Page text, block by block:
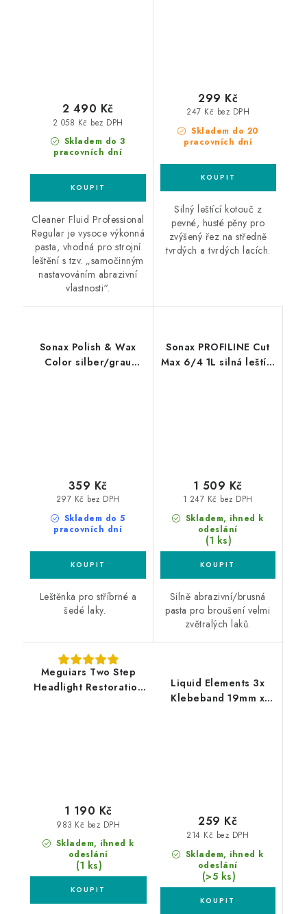
Skladem do 3
pracovních dní
2 058 Kč bez DPH
2 490 Kč
Cleaner Fluid Professional
Regular je vysoce výkonná
pasta, vhodná pro strojní
leštění s tzv. „samočinným
nastavováním abrazivní
vlastnosti“.
Skladem do 20
pracovních dní
247 Kč bez DPH
299 Kč
Silný leštící kotouč z
pevné, husté pěny pro
zvýšený řez na středně
tvrdých a tvrdých lacích.
Sonax Polish & Wax
Color silber/grau
Skladem do 5
pracovních dní
297 Kč bez DPH
359 Kč
Leštěnka pro stříbrné a
šedé laky.
Sonax PROFILINE Cut
Max 6/4 1L silná leštící
Skladem, ihned k
odeslání
(1 ks)
1 247 Kč bez DPH
1 509 Kč
Silně abrazivní/brusná
pasta pro broušení velmi
zvětralých laků.
Meguiars Two Step
Headlight Restoration
Skladem, ihned k
odeslání
(1 ks)
983 Kč bez DPH
1 190 Kč
Liquid Elements 3x
Klebeband 19mm x
Skladem, ihned k
odeslání
(>5 ks)
214 Kč bez DPH
259 Kč